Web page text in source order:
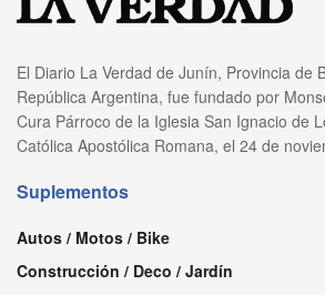
El Diario La Verdad de Junín, Provincia de
República Argentina, fue fundado por
Cura Párroco de la Iglesia San Ignacio de
Católica Apostólica Romana, el 24 de
Suplementos
Autos / Motos / Bike
Construcción / Deco / Jardín